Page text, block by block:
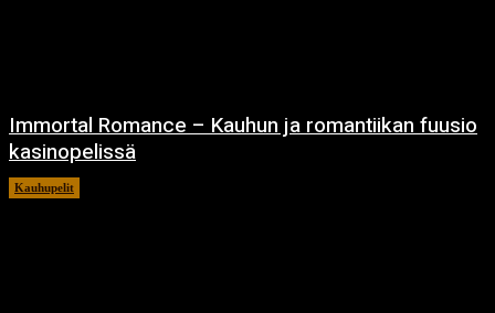
Immortal Romance – Kauhun ja romantiikan fuusio
kasinopelissä
Kauhupelit